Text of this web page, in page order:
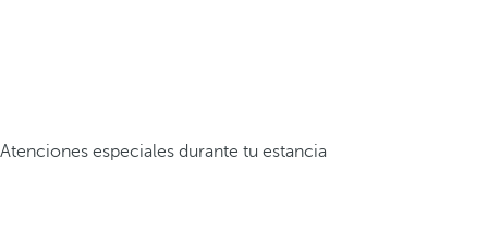
Atenciones especiales durante tu estancia